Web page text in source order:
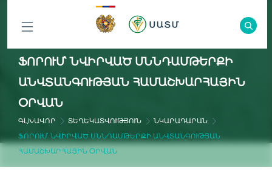
ԲՈԼՈՐ
ԲԱԺԻՆՆԵՐԸ
ՖՈՐՈՒՄ՝ ՆՎԻՐՎԱԾ ՍՆՆԴԱՄԹԵՐՔԻ
ԱՆՎՏԱՆԳՈՒԹՅԱՆ ՀԱՄԱՇԽԱՐՀԱՅԻՆ
ՕՐՎԱՆ
ԳԼԽԱՎՈՐ ՏԵՂԵԿԱՏՎՈՒԹՅՈՒՆ
ՆԿԱՐԱԴԱՐԱՆ
ՖՈՐՈՒՄ՝ ՆՎԻՐՎԱԾ ՍՆՆԴԱՄԹԵՐՔԻ ԱՆՎՏԱՆԳՈՒԹՅԱՆ
ՀԱՄԱՇԽԱՐՀԱՅԻՆ ՕՐՎԱՆ